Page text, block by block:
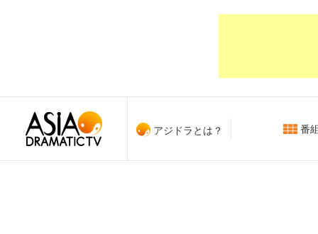
アジドラとは？ 番